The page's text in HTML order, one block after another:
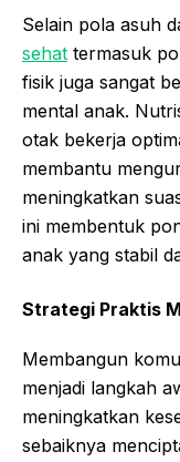
Selain pola asuh
sehat termasuk
fisik juga sangat
mental anak.
otak bekerja
membantu
meningkatkan
ini membentuk
anak yang stabil
Strategi Praktis
Membangun
menjadi langkah
meningkatkan
sebaiknya